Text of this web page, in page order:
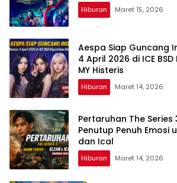
Hiburan Maret 15, 2026
Aespa Siap Guncang
4 April 2026 di ICE
MY Histeris
Hiburan Maret 14, 2026
Pertaruhan The Series
Penutup Penuh Emosi
dan Ical
Hiburan Maret 14, 2026